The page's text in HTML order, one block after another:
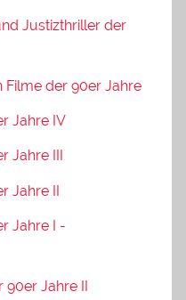
Justizthriller der
Filme der 90er Jahre
Jahre IV
Jahre III
Jahre II
Jahre I -
90er Jahre II